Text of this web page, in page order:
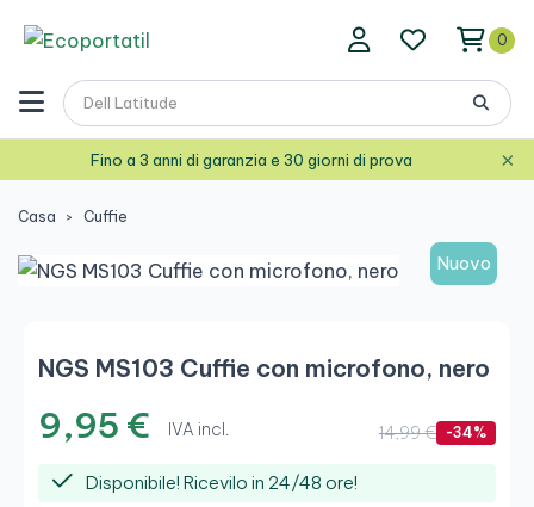
0
Fino a 3 anni di garanzia e 30 giorni di prova ×
Casa Cuffie
Nuovo
NGS MS103 Cuffie con microfono, nero
9,95 € IVA incl. 14,99 € -34%
Disponibile! Ricevilo in 24/48 ore!